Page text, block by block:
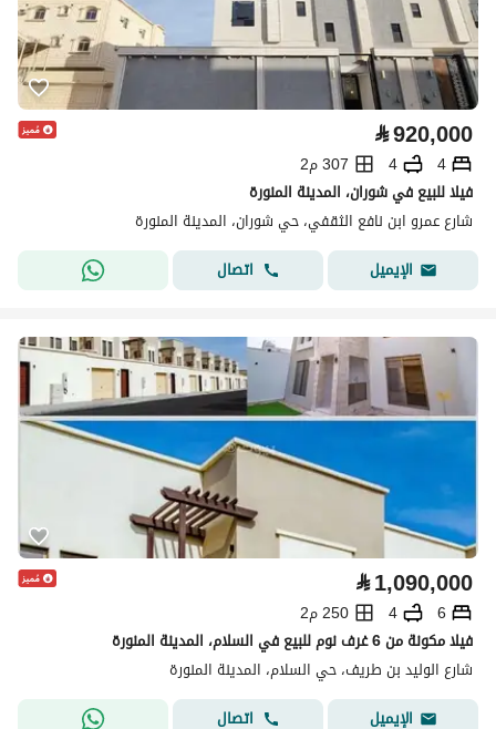
⃁920,000
4
4
307 م2
فيلا للبيع في شوران، المدينة المنورة
شارع عمرو ابن نافع الثقفي، حي شوران، المدينة المنورة
الإيميل
اتصال
⃁1,090,000
6
4
250 م2
فيلا مكونة من 6 غرف نوم للبيع في السلام، المدينة المنورة
شارع الوليد بن طريف، حي السلام، المدينة المنورة
الإيميل
اتصال